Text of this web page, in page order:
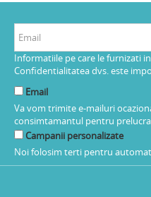
Informatiile pe care le furnizati
Confidentialitatea dvs. este
Email
Va vom trimite e-mailuri
consimtamantul pentru
Campanii personalizate
Noi folosim terti pentru